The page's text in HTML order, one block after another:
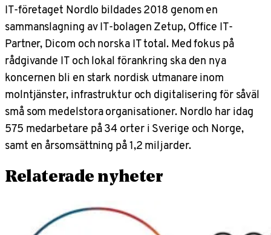
IT-företaget Nordlo bildades 2018 genom en
sammanslagning av IT-bolagen Zetup, Office IT-
Partner, Dicom och norska IT total. Med fokus på
rådgivande IT och lokal förankring ska den nya
koncernen bli en stark nordisk utmanare inom
molntjänster, infrastruktur och digitalisering för såväl
små som medelstora organisationer. Nordlo har idag
575 medarbetare på 34 orter i Sverige och Norge,
samt en årsomsättning på 1,2 miljarder.
Relaterade nyheter